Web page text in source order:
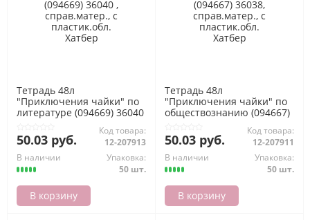
Тетрадь 48л
"Приключения чайки" по
литературе (094669) 36040
пластик.обл. Хатбер
50.03 руб.
Код товара:
12-207913
В наличии
Упаковка:
50 шт.
В корзину
Тетрадь 48л
"Приключения чайки" по
обществознанию (094667)
пластик.обл. Хатбер
50.03 руб.
Код товара:
12-207911
В наличии
Упаковка:
50 шт.
В корзину